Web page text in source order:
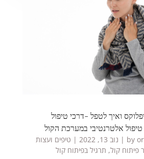
ואיך לטפל -דרכי טיפול
אלטרנטיבי במערכת הקול
by
| נוב 13, 2022 | טיפים ועצות
פיתוח קול, תרגיל בפיתוח קול